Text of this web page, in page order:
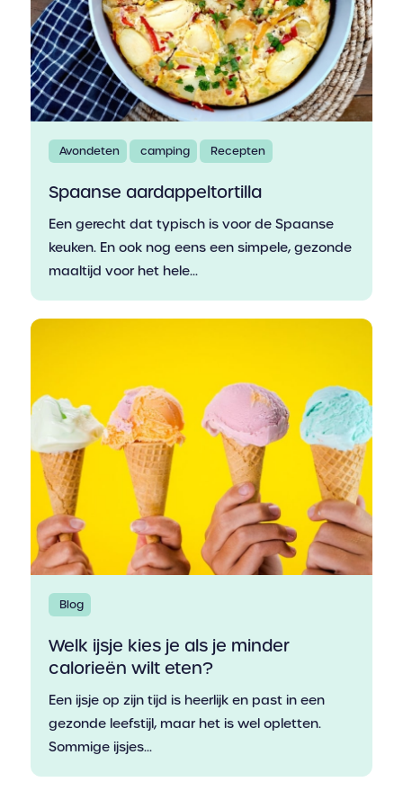
Avondeten camping Recepten
Spaanse aardappeltortilla
Een gerecht dat typisch is voor de Spaanse
keuken. En ook nog eens een simpele, gezonde
maaltijd voor het hele...
Blog
Welk ijsje kies je als je minder
calorieën wilt eten?
Een ijsje op zijn tijd is heerlijk en past in een
gezonde leefstijl, maar het is wel opletten.
Sommige ijsjes...